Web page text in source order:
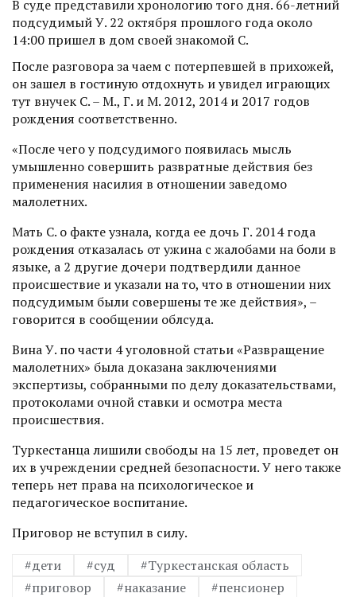
В суде представили хронологию того дня. 66-летний
подсудимый У. 22 октября прошлого года около
14:00 пришел в дом своей знакомой С.
После разговора за чаем с потерпевшей в прихожей,
он зашел в гостиную отдохнуть и увидел играющих
тут внучек С. – М., Г. и М. 2012, 2014 и 2017 годов
рождения соответственно.
«После чего у подсудимого появилась мысль
умышленно совершить развратные действия без
применения насилия в отношении заведомо
малолетних.
Мать С. о факте узнала, когда ее дочь Г. 2014 года
рождения отказалась от ужина с жалобами на боли в
языке, а 2 другие дочери подтвердили данное
происшествие и указали на то, что в отношении них
подсудимым были совершены те же действия», –
говорится в сообщении облсуда.
Вина У. по части 4 уголовной статьи «Развращение
малолетних» была доказана заключениями
экспертизы, собранными по делу доказательствами,
протоколами очной ставки и осмотра места
происшествия.
Туркестанца лишили свободы на 15 лет, проведет он
их в учреждении средней безопасности. У него также
теперь нет права на психологическое и
педагогическое воспитание.
Приговор не вступил в силу.
#дети
#суд
#Туркестанская область
#приговор
#наказание
#пенсионер